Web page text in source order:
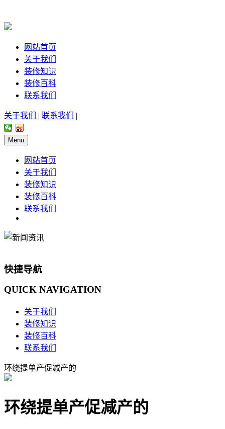
网站首页
关于我们
装修知识
装修百科
联系我们
关于我们 | 联系我们 |
Menu
网站首页
关于我们
装修知识
装修百科
联系我们
快捷导航
QUICK NAVIGATION
关于我们
装修知识
装修百科
联系我们
环绕提单产促减产的
环绕提单产促减产的